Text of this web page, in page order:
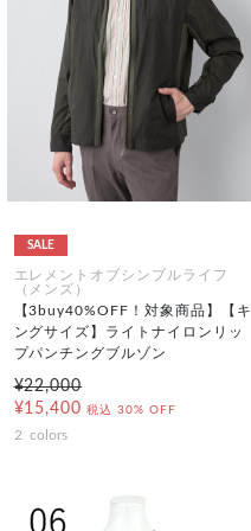
SALE
エレメントオブシンプルライフ
（メンズ）
【3buy40%OFF！対象商品】【キ
ングサイズ】ライトナイロンリッ
プパンチングブルゾン
¥22,000
¥15,400 税込 30% OFF
2 colors